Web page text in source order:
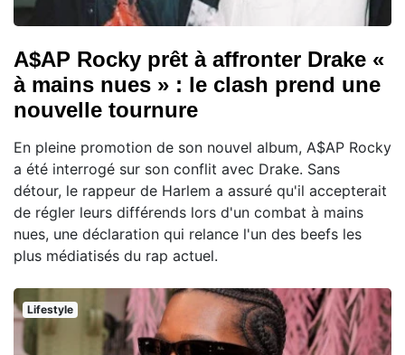
A$AP Rocky prêt à affronter Drake «
à mains nues » : le clash prend une
nouvelle tournure
En pleine promotion de son nouvel album, A$AP Rocky
a été interrogé sur son conflit avec Drake. Sans
détour, le rappeur de Harlem a assuré qu'il accepterait
de régler leurs différends lors d'un combat à mains
nues, une déclaration qui relance l'un des beefs les
plus médiatisés du rap actuel.
Lifestyle